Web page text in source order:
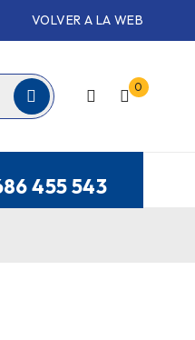
VOLVER A LA WEB
0
455 543